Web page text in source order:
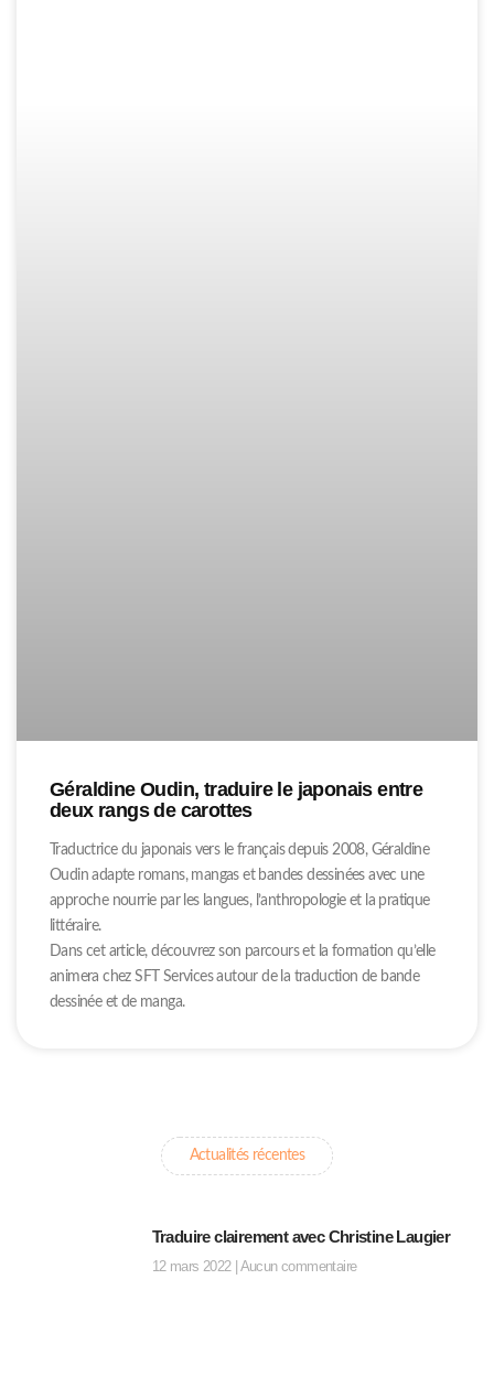
Géraldine Oudin, traduire le japonais entre
deux rangs de carottes
Traductrice du japonais vers le français depuis 2008, Géraldine
Oudin adapte romans, mangas et bandes dessinées avec une
approche nourrie par les langues, l’anthropologie et la pratique
littéraire.
Dans cet article, découvrez son parcours et la formation qu’elle
animera chez SFT Services autour de la traduction de bande
dessinée et de manga.
Actualités récentes
Traduire clairement avec Christine Laugier
12 mars 2022 Aucun commentaire